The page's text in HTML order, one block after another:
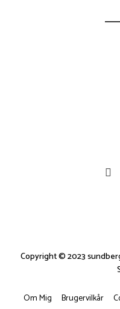
Om Mig Brugervilkår
Copyright © 2023